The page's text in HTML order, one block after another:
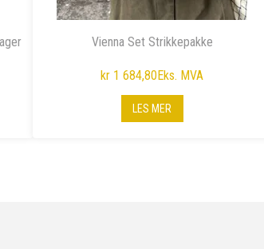
Vienna Set Strikkepakke
kr 1 684,80Eks. MVA
LES MER